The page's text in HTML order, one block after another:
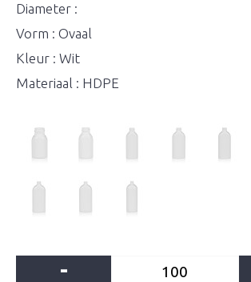
Diameter :
Vorm : Ovaal
Kleur : Wit
Materiaal : HDPE
-